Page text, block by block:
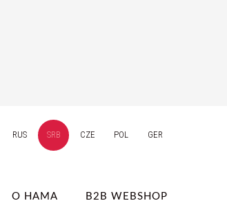
О НАМА B2B WEBSHOP
RUS SRB CZE POL GER